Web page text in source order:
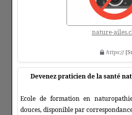
nature-
https://
Devenez praticien de la santé
Ecole de formation en
douces, disponible par